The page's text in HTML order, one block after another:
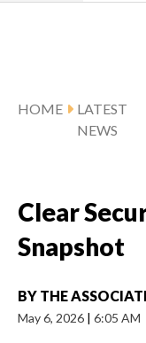
HOME
LATEST
NEWS
Clear
Snapshot
BY THE
May 6, 2026 | 6:05 AM